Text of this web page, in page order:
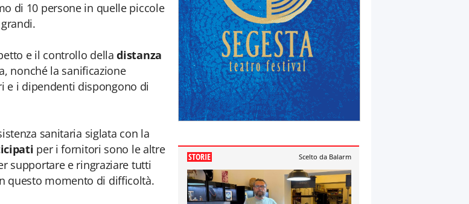
di 10 persone in quelle piccole
e il controllo delladistanza
nonché la sanificazione
e i dipendenti dispongono di
sanitaria siglata con la
per i fornitori sono le altre
supportare e ringraziare tutti
questo momento di difficoltà.
STORIE Scelto da Balarm